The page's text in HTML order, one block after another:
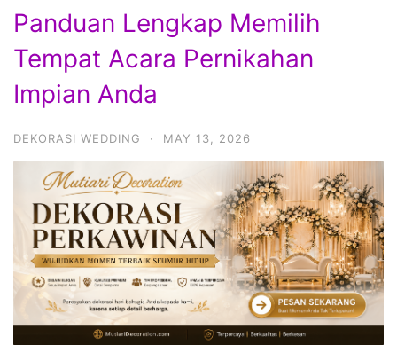
Panduan Lengkap Memilih
Tempat Acara Pernikahan
Impian Anda
DEKORASI WEDDING · MAY 13, 2026